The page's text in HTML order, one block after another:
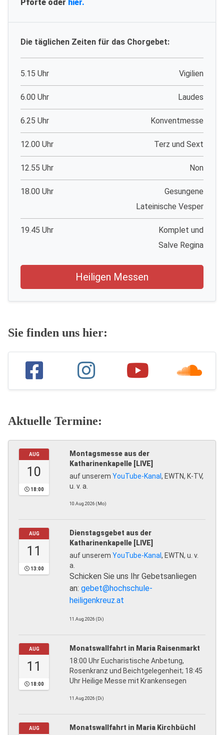
Pforte oder hier.
Die täglichen Zeiten für das Chorgebet:
5.15 Uhr Vigilien
6.00 Uhr Laudes
6.25 Uhr Konventmesse
12.00 Uhr Terz und Sext
12.55 Uhr Non
18.00 Uhr
Gesungene
Lateinische Vesper
19.45 Uhr
Komplet und
Salve Regina
Heiligen Messen
Sie finden uns hier:
Aktuelle Termine:
AUG
10
18:00
Montagsmesse aus der
Katharinenkapelle [LIVE]
auf unserem YouTube-Kanal, EWTN, K-TV,
u. v. a.
10.Aug.2026 (Mo)
AUG
11
13:00
Dienstagsgebet aus der
Katharinenkapelle [LIVE]
auf unserem YouTube-Kanal, EWTN, u. v.
a.
Schicken Sie uns Ihr Gebetsanliegen
an: gebet@hochschule-
heiligenkreuz.at
11.Aug.2026 (Di)
AUG
11
18:00
Monatswallfahrt in Maria Raisenmarkt
18:00 Uhr Eucharistische Anbetung,
Rosenkranz und Beichtgelegenheit; 18:45
Uhr Heilige Messe mit Krankensegen
11.Aug.2026 (Di)
AUG
Monatswallfahrt in Maria Kirchbüchl